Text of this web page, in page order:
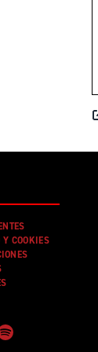
COOKIES